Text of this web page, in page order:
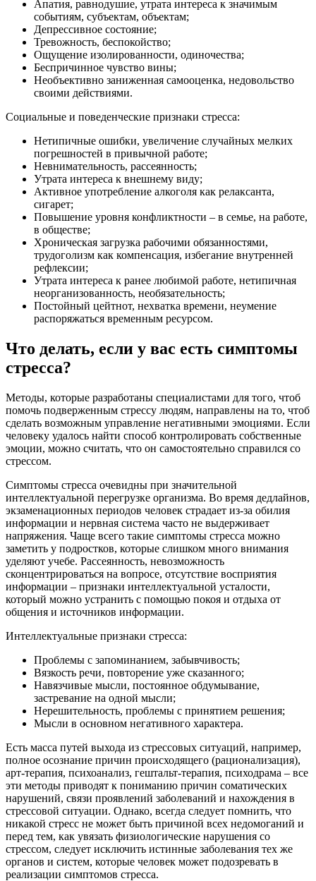
Апатия, равнодушие, утрата интереса к значимым
событиям, субъектам, объектам;
Депрессивное состояние;
Тревожность, беспокойство;
Ощущение изолированности, одиночества;
Беспричинное чувство вины;
Необъективно заниженная самооценка, недовольство
своими действиями.
Социальные и поведенческие признаки стресса:
Нетипичные ошибки, увеличение случайных мелких
погрешностей в привычной работе;
Невнимательность, рассеянность;
Утрата интереса к внешнему виду;
Активное употребление алкоголя как релаксанта,
сигарет;
Повышение уровня конфликтности – в семье, на работе,
в обществе;
Хроническая загрузка рабочими обязанностями,
трудоголизм как компенсация, избегание внутренней
рефлексии;
Утрата интереса к ранее любимой работе, нетипичная
неорганизованность, необязательность;
Постойный цейтнот, нехватка времени, неумение
распоряжаться временным ресурсом.
Что делать, если у вас есть симптомы
стресса?
Методы, которые разработаны специалистами для того, чтоб
помочь подверженным стрессу людям, направлены на то, чтоб
сделать возможным управление негативными эмоциями. Если
человеку удалось найти способ контролировать собственные
эмоции, можно считать, что он самостоятельно справился со
стрессом.
Симптомы стресса очевидны при значительной
интеллектуальной перегрузке организма. Во время дедлайнов,
экзаменационных периодов человек страдает из-за обилия
информации и нервная система часто не выдерживает
напряжения. Чаще всего такие симптомы стресса можно
заметить у подростков, которые слишком много внимания
уделяют учебе. Рассеянность, невозможность
сконцентрироваться на вопросе, отсутствие восприятия
информации – признаки интеллектуальной усталости,
который можно устранить с помощью покоя и отдыха от
общения и источников информации.
Интеллектуальные признаки стресса:
Проблемы с запоминанием, забывчивость;
Вязкость речи, повторение уже сказанного;
Навязчивые мысли, постоянное обдумывание,
застревание на одной мысли;
Нерешительность, проблемы с принятием решения;
Мысли в основном негативного характера.
Есть масса путей выхода из стрессовых ситуаций, например,
полное осознание причин происходящего (рационализация),
арт-терапия, психоанализ, гештальт-терапия, психодрама – все
эти методы приводят к пониманию причин соматических
нарушений, связи проявлений заболеваний и нахождения в
стрессовой ситуации. Однако, всегда следует помнить, что
никакой стресс не может быть причиной всех недомоганий и
перед тем, как увязать физиологические нарушения со
стрессом, следует исключить истинные заболевания тех же
органов и систем, которые человек может подозревать в
реализации симптомов стресса.